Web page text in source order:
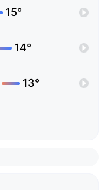
15°
14°
13°